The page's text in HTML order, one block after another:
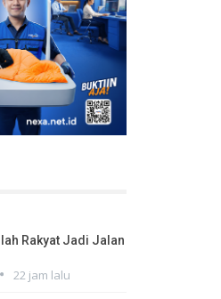
Rakyat Jadi Jalan
22 jam lalu